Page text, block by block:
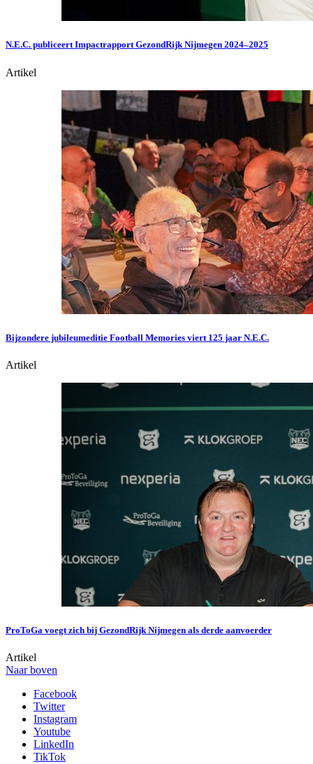
N.E.C. publiceert Impactrapport GezondRijk Nijmegen 2024–2025
Artikel
Bijzondere jubileumeditie Football Memories viert 125 jaar N.E.C.
Artikel
ProToGa voegt zich bij GezondRijk Nijmegen als derde aanvoerder
Artikel
Naar boven
Facebook
Twitter
Instagram
Youtube
LinkedIn
TikTok